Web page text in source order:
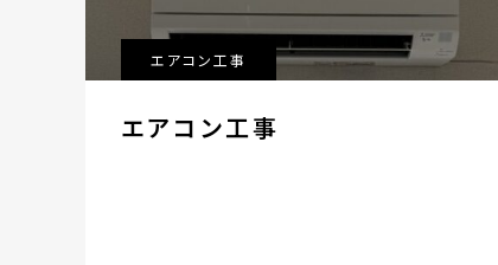
エアコン工事
エアコン工事